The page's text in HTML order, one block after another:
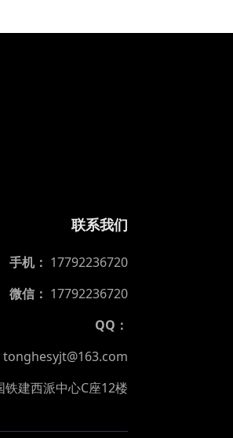
联系我们
手机： 17792236720
微信： 17792236720
QQ：
tonghesyjt@163.com
建西派中心C座12楼